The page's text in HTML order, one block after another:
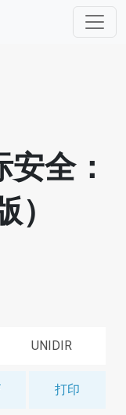
全：
UNIDIR
打印